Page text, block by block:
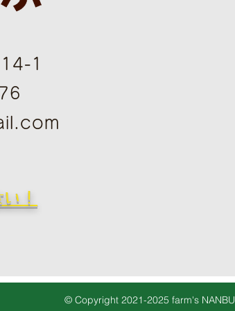
1
！
© Copyright 2021-2025 farm's NANBU